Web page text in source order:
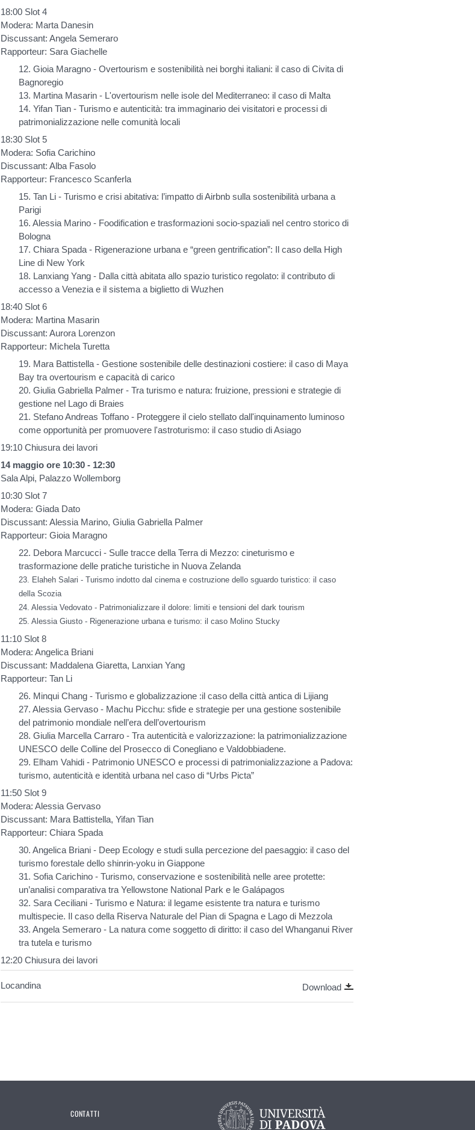
18:00 Slot 4
Modera: Marta Danesin
Discussant: Angela Semeraro
Rapporteur: Sara Giachelle
12. Gioia Maragno - Overtourism e sostenibilità nei borghi italiani: il caso di Civita di
Bagnoregio
13. Martina Masarin - L'overtourism nelle isole del Mediterraneo: il caso di Malta
14. Yifan Tian - Turismo e autenticità: tra immaginario dei visitatori e processi di
patrimonializzazione nelle comunità locali
18:30 Slot 5
Modera: Sofia Carichino
Discussant: Alba Fasolo
Rapporteur: Francesco Scanferla
15. Tan Li - Turismo e crisi abitativa: l’impatto di Airbnb sulla sostenibilità urbana a
Parigi
16. Alessia Marino - Foodification e trasformazioni socio-spaziali nel centro storico di
Bologna
17. Chiara Spada - Rigenerazione urbana e “green gentrification”: Il caso della High
Line di New York
18. Lanxiang Yang - Dalla città abitata allo spazio turistico regolato: il contributo di
accesso a Venezia e il sistema a biglietto di Wuzhen
18:40 Slot 6
Modera: Martina Masarin
Discussant: Aurora Lorenzon
Rapporteur: Michela Turetta
19. Mara Battistella - Gestione sostenibile delle destinazioni costiere: il caso di Maya
Bay tra overtourism e capacità di carico
20. Giulia Gabriella Palmer - Tra turismo e natura: fruizione, pressioni e strategie di
gestione nel Lago di Braies
21. Stefano Andreas Toffano - Proteggere il cielo stellato dall'inquinamento luminoso
come opportunità per promuovere l'astroturismo: il caso studio di Asiago
19:10 Chiusura dei lavori
14 maggio ore 10:30 - 12:30
Sala Alpi, Palazzo Wollemborg
10:30 Slot 7
Modera: Giada Dato
Discussant: Alessia Marino, Giulia Gabriella Palmer
Rapporteur: Gioia Maragno
22. Debora Marcucci - Sulle tracce della Terra di Mezzo: cineturismo e
trasformazione delle pratiche turistiche in Nuova Zelanda
23. Elaheh Salari - Turismo indotto dal cinema e costruzione dello sguardo turistico: ilcaso
della Scozia
24. Alessia Vedovato - Patrimonializzare il dolore: limiti e tensioni del dark tourism
25. Alessia Giusto - Rigenerazione urbana e turismo: il caso Molino Stucky
11:10 Slot 8
Modera: Angelica Briani
Discussant: Maddalena Giaretta, Lanxian Yang
Rapporteur: Tan Li
26. Minqui Chang - Turismo e globalizzazione :il caso della città antica di Lijiang
27. Alessia Gervaso - Machu Picchu: sfide e strategie per una gestione sostenibile
del patrimonio mondiale nell’era dell’overtourism
28. Giulia Marcella Carraro - Tra autenticità e valorizzazione: la patrimonializzazione
UNESCO delle Colline del Prosecco di Conegliano e Valdobbiadene.
29. Elham Vahidi - Patrimonio UNESCO e processi di patrimonializzazione a Padova:
turismo, autenticità e identità urbana nel caso di “Urbs Picta”
11:50 Slot 9
Modera: Alessia Gervaso
Discussant: Mara Battistella, Yifan Tian
Rapporteur: Chiara Spada
30. Angelica Briani - Deep Ecology e studi sulla percezione del paesaggio: il caso del
turismo forestale dello shinrin-yoku in Giappone
31. Sofia Carichino - Turismo, conservazione e sostenibilità nelle aree protette:
un’analisi comparativa tra Yellowstone National Park e le Galápagos
32. Sara Ceciliani - Turismo e Natura: il legame esistente tra natura e turismo
multispecie. Il caso della Riserva Naturale del Pian di Spagna e Lago di Mezzola
33. Angela Semeraro - La natura come soggetto di diritto: il caso del Whanganui River
tra tutela e turismo
12:20 Chiusura dei lavori
Locandina Download
CONTATTI